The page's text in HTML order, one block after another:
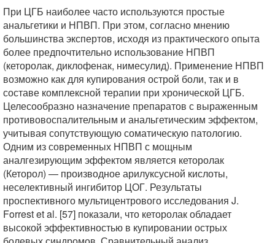
При ЦГБ наиболее часто используются простые
анальгетики и НПВП. При этом, согласно мнению
большинства экспертов, исходя из практического опыта
более предпочтительно использование НПВП
(кеторолак, диклофенак, нимесулид). Применение НПВП
возможно как для купирования острой боли, так и в
составе комплексной терапии при хронической ЦГБ.
Целесообразно назначение препаратов с выраженным
противовоспалительным и анальгетическим эффектом,
учитывая сопутствующую соматическую патологию.
Одним из современных НПВП с мощным
аналгезирующим эффектом является кеторолак
(Кеторол) — производное арилуксусной кислоты,
неселективный ингибитор ЦОГ. Результаты
проспективного мультицентрового исследования J.
Forrest et al. [57] показали, что кеторолак обладает
высокой эффективностью в купировании острых